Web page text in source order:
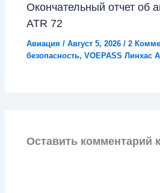
Окончательный отчет об
ATR 72
Авиация /Август 5, 2026/2
безопасность,VOEPASS Линхас
Оставить комментарий